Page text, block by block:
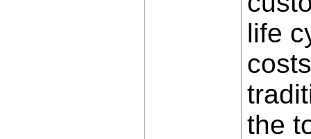
life
the